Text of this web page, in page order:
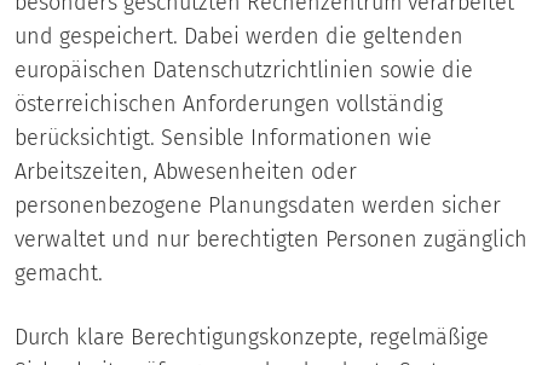
und gespeichert. Dabei werden die geltenden
europäischen Datenschutzrichtlinien sowie die
österreichischen Anforderungen vollständig
berücksichtigt. Sensible Informationen wie
Arbeitszeiten, Abwesenheiten oder
personenbezogene Planungsdaten werden sicher
verwaltet und nur berechtigten Personen zugänglich
gemacht.
Durch klare Berechtigungskonzepte, regelmäßige